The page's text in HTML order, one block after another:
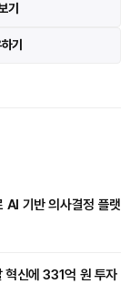
기
기
기반 의사결정 플랫
신에 331억 원 투자